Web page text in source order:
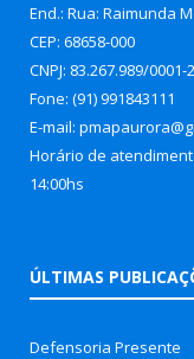
End.: Rua: Raimunda
CEP: 68658-000
CNPJ: 83.267.989/0001-
Fone: (91) 991843111
E-mail:
Horário de
14:00hs
ÚLTIMAS
Defensoria Presente